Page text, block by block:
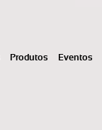
Produtos
Eventos